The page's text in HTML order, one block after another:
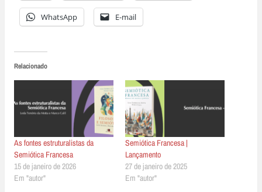
WhatsApp E-mail
Relacionado
As fontes estruturalistas da
Semiótica Francesa
15 de janeiro de 2026
Em "autor"
Semiótica Francesa |
Lançamento
27 de janeiro de 2025
Em "autor"